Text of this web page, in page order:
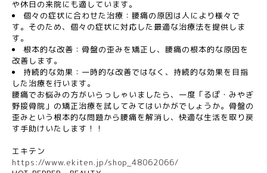
や休日の来院にも適しています。
個々の症状に合わせた治療：腰痛の原因は人により様々で
す。そのため、個々の症状に対応した最適な治療法を提供しま
す。
根本的な改善：骨盤の歪みを矯正し、腰痛の根本的な原因を
改善します。
持続的な効果：一時的な改善ではなく、持続的な効果を目指
した治療を行います。
腰痛でお悩みの方がいらっしゃいましたら、一度「るぽ・みやぎ
野接骨院」の矯正治療を試してみてはいかがでしょうか。骨盤の
歪みという根本的な問題から腰痛を解消し、快適な生活を取り戻
す手助けいたします！！
エキテン
https://www.ekiten.jp/shop_48062066/